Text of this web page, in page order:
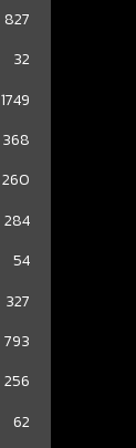
827
32
1749
368
260
284
54
327
793
256
62